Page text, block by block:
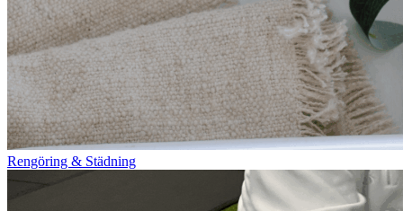
Rengöring & Städning